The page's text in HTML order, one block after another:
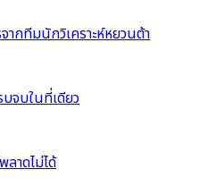
กทีมนักวิเคราะห์หยวนต้า
จบในที่เดียว
ลาดไม่ได้